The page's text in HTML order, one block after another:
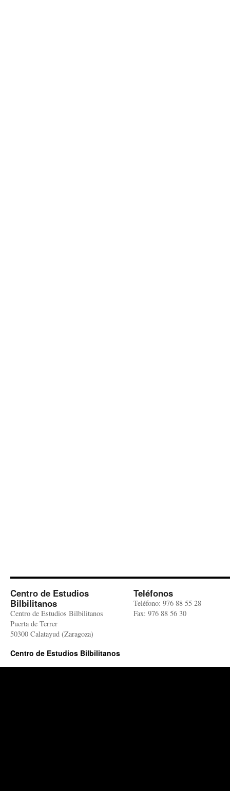
Centro de Estudios
Bilbilitanos
Centro de Estudios Bilbilitanos
Puerta de Terrer
50300 Calatayud (Zaragoza)
Teléfonos
Teléfono: 976 88 55 28
Fax: 976 88 56 30
Centro de Estudios Bilbilitanos